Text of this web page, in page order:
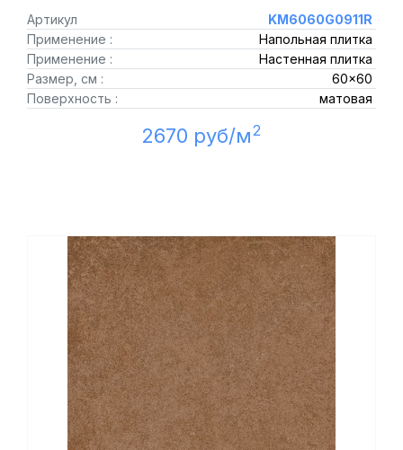
Артикул
KM6060G0911R
Применение :
Напольная плитка
Применение :
Настенная плитка
Размер, см :
60x60
Поверхность :
матовая
2670 руб/м2